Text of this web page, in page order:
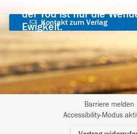
der Tod ist nur die
Ewigkeit.
Kontakt zum Verlag
aufnehmen
Barriere melden
Accessibility-Modus